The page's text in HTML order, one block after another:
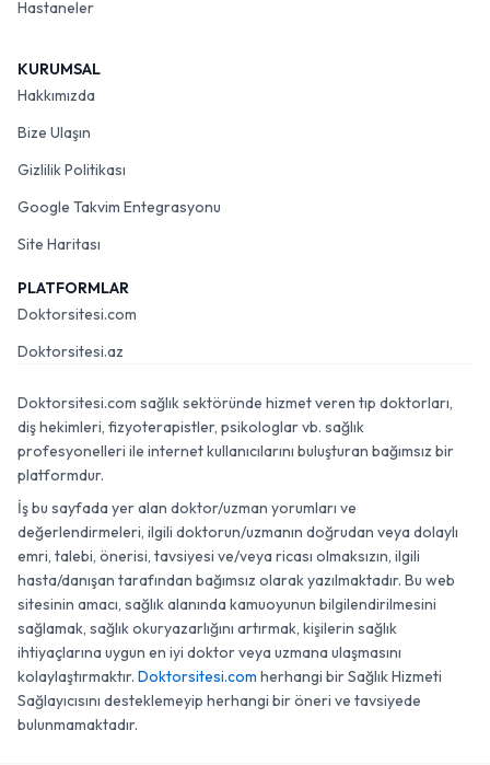
Hastaneler
KURUMSAL
Hakkımızda
Bize Ulaşın
Gizlilik Politikası
Google Takvim Entegrasyonu
Site Haritası
PLATFORMLAR
Doktorsitesi.com
Doktorsitesi.az
Doktorsitesi.com sağlık sektöründe hizmet veren tıp doktorları,
diş hekimleri, fizyoterapistler, psikologlar vb. sağlık
profesyonelleri ile internet kullanıcılarını buluşturan bağımsız bir
platformdur.
İş bu sayfada yer alan doktor/uzman yorumları ve
değerlendirmeleri, ilgili doktorun/uzmanın doğrudan veya dolaylı
emri, talebi, önerisi, tavsiyesi ve/veya ricası olmaksızın, ilgili
hasta/danışan tarafından bağımsız olarak yazılmaktadır. Bu web
sitesinin amacı, sağlık alanında kamuoyunun bilgilendirilmesini
sağlamak, sağlık okuryazarlığını artırmak, kişilerin sağlık
ihtiyaçlarına uygun en iyi doktor veya uzmana ulaşmasını
kolaylaştırmaktır. Doktorsitesi.com herhangi bir Sağlık Hizmeti
Sağlayıcısını desteklemeyip herhangi bir öneri ve tavsiyede
bulunmamaktadır.